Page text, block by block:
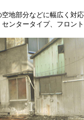
地部分などに幅広く対応
ンタータイプ、フロン